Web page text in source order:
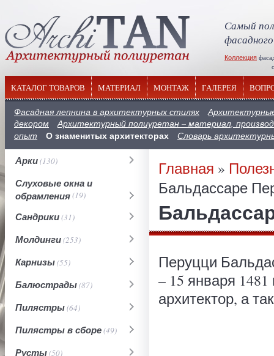
Самый
Коллекция
КАТАЛОГ ТОВАРОВ МАТЕРИАЛ МОНТАЖ ГАЛЕРЕЯ
Фасадная лепнина в архитектурных стилях
декором
Архитектурный полиуретан – материал,
опыт
О знаменитых архитекторах Словарь
Арки(130)
Слуховые окна и
обрамления(19)
Сандрики(31)
Молдинги(253)
Карнизы(55)
Балюстрады(87)
Пилястры(64)
Пилястры в сборе(49)
Русты(50)
Главная »
Бальдассаре
Перуцци
– 15 января
архитектор, а